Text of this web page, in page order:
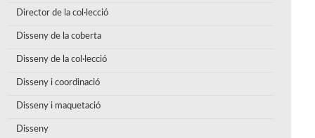
Director de la col·lecció
Disseny de la coberta
Disseny de la col·lecció
Disseny i coordinació
Disseny i maquetació
Disseny